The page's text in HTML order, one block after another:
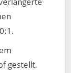
gestellt.